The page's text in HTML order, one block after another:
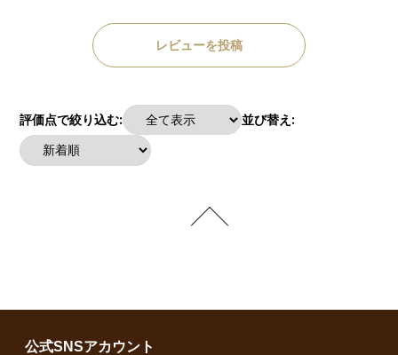
レビューを投稿
評価点で絞り込む: 並び替え:
公式SNSアカウント